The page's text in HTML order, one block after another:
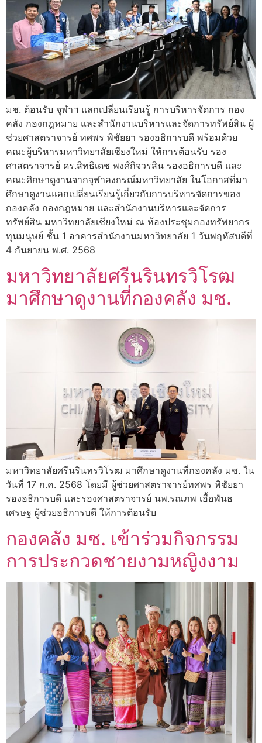
มช. ต้อนรับ จุฬาฯ แลกเปลี่ยนเรียนรู้ การบริหารจัดการ กอง
คลัง กองกฎหมาย และสำนักงานบริหารและจัดการทรัพย์สิน ผู้
ช่วยศาสตราจารย์ ทศพร พิชัยยา รองอธิการบดี พร้อมด้วย
คณะผู้บริหารมหาวิทยาลัยเชียงใหม่ ให้การต้อนรับ รอง
ศาสตราจารย์ ดร.สิทธิเดช พงศ์กิจวรสิน รองอธิการบดี และ
คณะศึกษาดูงานจากจุฬาลงกรณ์มหาวิทยาลัย ในโอกาสที่มา
ศึกษาดูงานแลกเปลี่ยนเรียนรู้เกี่ยวกับการบริหารจัดการของ
กองคลัง กองกฎหมาย และสำนักงานบริหารและจัดการ
ทรัพย์สิน มหาวิทยาลัยเชียงใหม่ ณ ห้องประชุมกองทรัพยากร
ทุนมนุษย์ ชั้น 1 อาคารสำนักงานมหาวิทยาลัย 1 วันพฤหัสบดีที่
4 กันยายน พ.ศ. 2568
มหาวิทยาลัยศรีนรินทรวิโรฒ
มาศึกษาดูงานที่กองคลัง มช.
มหาวิทยาลัยศรีนรินทรวิโรฒ มาศึกษาดูงานที่กองคลัง มช. ใน
วันที่ 17 ก.ค. 2568 โดยมี ผู้ช่วยศาสตราจารย์ทศพร พิชัยยา
รองอธิการบดี และรองศาสตราจารย์ นพ.รณภพ เอื้อพันธ
เศรษฐ ผู้ช่วยอธิการบดี ให้การต้อนรับ
กองคลัง มช. เข้าร่วมกิจกรรม
การประกวดชายงามหญิงงาม